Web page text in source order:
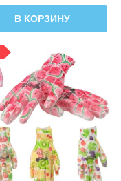
В КОРЗИНУ